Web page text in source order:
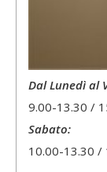
Dal Lunedì al
9.00-13.30 /
Sabato:
10.00-13.30 /